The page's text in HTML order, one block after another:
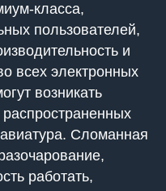
класса,
пользователей,
и
всех электронных
возникать
Сломанная
работать,